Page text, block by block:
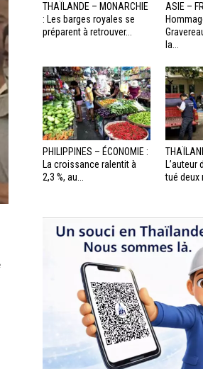
THAÏLANDE – MONARCHIE
: Les barges royales se
préparent à retrouver...
ASIE –
la...
PHILIPPINES – ÉCONOMIE :
La croissance ralentit à
2,3 %, au...
L’auteur
tué deux